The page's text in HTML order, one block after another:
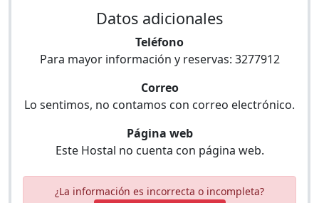
Datos adicionales
Teléfono
Para mayor información y reservas: 3277912
Correo
Lo sentimos, no contamos con correo electrónico.
Página web
Este Hostal no cuenta con página web.
¿La información es incorrecta o incompleta?